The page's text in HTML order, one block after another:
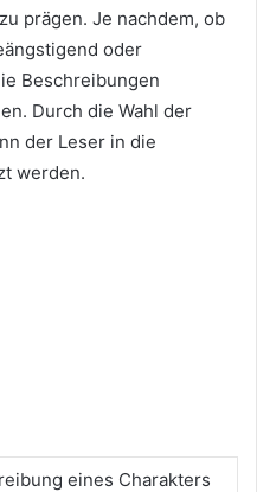
prägen. Je nachdem, ob
oder
Beschreibungen
Durch die Wahl der
der Leser in die
werden.
eines Charakters